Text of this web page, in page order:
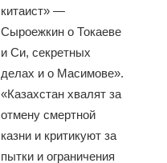
китаист» —
Сыроежкин о Токаеве
и Си, секретных
делах и о Масимове».
«Казахстан хвалят за
отмену смертной
казни и критикуют за
пытки и ограничения